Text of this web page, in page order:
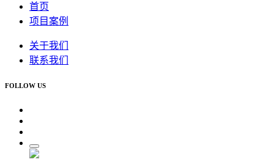
首页
项目案例
关于我们
联系我们
FOLLOW US